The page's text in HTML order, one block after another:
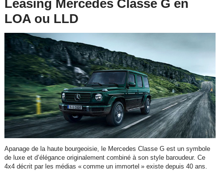
Leasing Mercedes Classe G en
LOA ou LLD
Apanage de la haute bourgeoisie, le Mercedes Classe G est un symbole
de luxe et d’élégance originalement combiné à son style baroudeur. Ce
4x4 décrit par les médias « comme un immortel » existe depuis 40 ans.